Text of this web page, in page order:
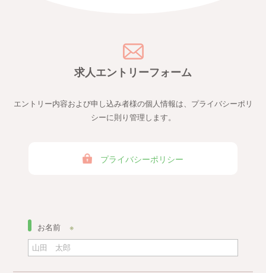
求人エントリーフォーム
エントリー内容および申し込み者様の個人情報は、プライバシーポリ
シーに則り管理します。
プライバシーポリシー
お名前 ※